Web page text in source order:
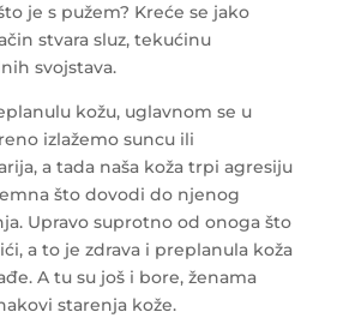
je s pužem? Kreće se jako
stvara sluz, tekućinu
svojstava.
kožu, uglavnom se u
izlažemo suncu ili
a tada naša koža trpi agresiju
što dovodi do njenog
Upravo suprotno od onoga što
a to je zdrava i preplanula koža
A tu su još i bore, ženama
starenja kože.